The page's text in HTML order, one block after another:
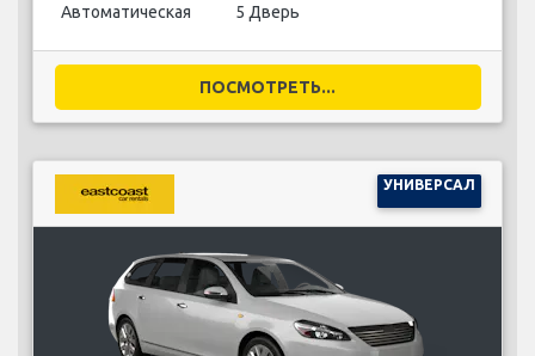
Автоматическая 5 Дверь
ПОСМОТРЕТЬ...
УНИВЕРСАЛ